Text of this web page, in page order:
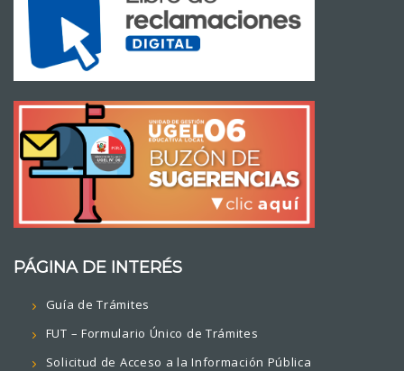
PÁGINA DE INTERÉS
Guía de Trámites
FUT – Formulario Único de Trámites
Solicitud de Acceso a la Información Pública